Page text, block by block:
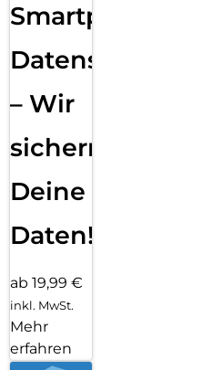
Smartphone
Datensicherung
– Wir
sichern
Deine
Daten!
ab 19,99 €
inkl. MwSt.
Mehr
erfahren